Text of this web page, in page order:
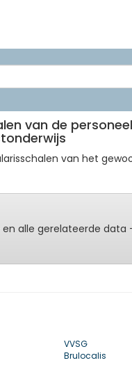
van de
van het
alle gerelateerde
VVSG
Brulocalis